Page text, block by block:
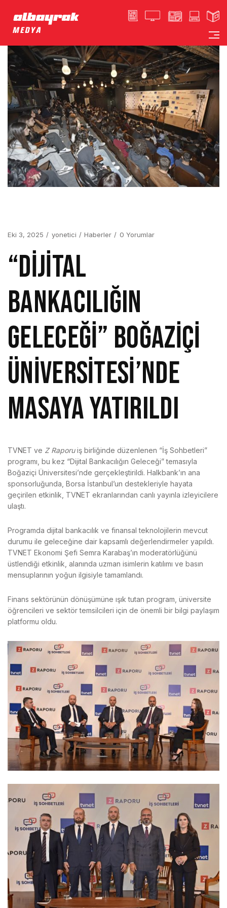
Eki 3, 2025 yonetici Haberler 0 Yorumlar
“DİJİTAL
BANKACILIĞIN
GELECEĞİ” BOĞAZİÇİ
ÜNİVERSİTESİ’NDE
MASAYA YATIRILDI
TVNET ve Z Raporuiş birliğinde düzenlenen “İş Sohbetleri”
programı, bu kez “Dijital Bankacılığın Geleceği” temasıyla
Boğaziçi Üniversitesi’nde gerçekleştirildi. Halkbank’ın ana
sponsorluğunda, Borsa İstanbul’un destekleriyle hayata
geçirilen etkinlik, TVNET ekranlarından canlı yayınla izleyicilere
ulaştı.
Programda dijital bankacılık ve finansal teknolojilerin mevcut
durumu ile geleceğine dair kapsamlı değerlendirmeler yapıldı.
TVNET Ekonomi Şefi Semra Karabaş’ın moderatörlüğünü
üstlendiği etkinlik, alanında uzman isimlerin katılımı ve basın
mensuplarının yoğun ilgisiyle tamamlandı.
Finans sektörünün dönüşümüne ışık tutan program, üniversite
öğrencileri ve sektör temsilcileri için de önemli bir bilgi paylaşım
platformu oldu.